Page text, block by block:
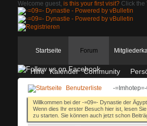
Welcome guest, is this your first visit? Click the
Startseite Forum
Hilfe Kalender Community
Benutzerliste -
Willkommen bei der -=09=- Dynastie der
Wenn dies Ihr erster Besuch hier ist, lesen
zu starten. Sie können auch jetzt schon